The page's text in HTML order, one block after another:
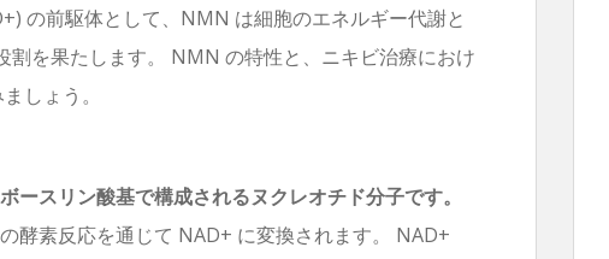
の前駆体として、NMN は細胞のエネルギー代謝と
割を果たします。 NMN の特性と、ニキビ治療におけ
しょう。
ースリン酸基で構成されるヌクレオチド分子です。
酵素反応を通じて NAD+ に変換されます。 NAD+